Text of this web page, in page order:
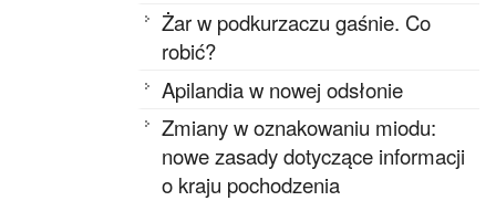
Żar w podkurzaczu gaśnie. Co
robić?
Apilandia w nowej odsłonie
Zmiany w oznakowaniu miodu:
nowe zasady dotyczące informacji
o kraju pochodzenia